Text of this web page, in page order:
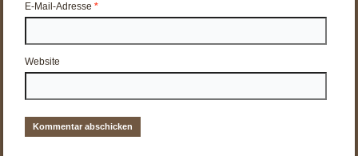
E-Mail-Adresse*
Website